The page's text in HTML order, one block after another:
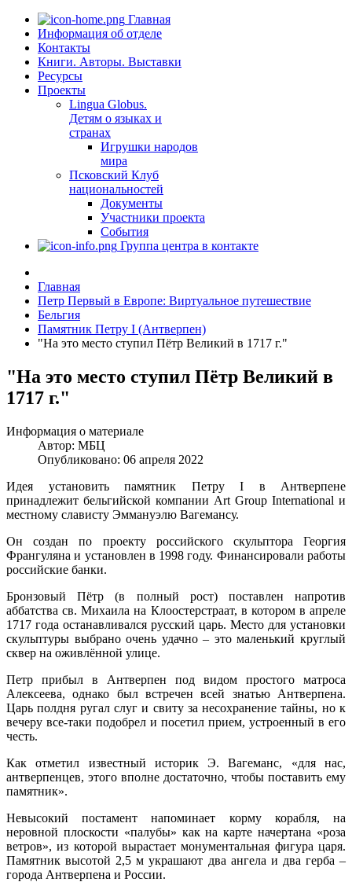
Главная
Информация об отделе
Контакты
Книги. Авторы. Выставки
Ресурсы
Проекты
Lingua Globus.
Детям о языках и
странах
Игрушки народов
мира
Псковский Клуб
национальностей
Документы
Участники проекта
События
Группа центра в контакте
Главная
Петр Первый в Европе: Виртуальное путешествие
Бельгия
Памятник Петру I (Антверпен)
"На это место ступил Пётр Великий в 1717 г."
"На это место ступил Пётр Великий в
1717 г."
Информация о материале
Автор: МБЦ
Опубликовано: 06 апреля 2022
Идея установить памятник Петру I в Антверпене
принадлежит бельгийской компании Art Group International и
местному слависту Эммануэлю Вагемансу.
Он создан по проекту российского скульптора Георгия
Франгуляна и установлен в 1998 году. Финансировали работы
российские банки.
Бронзовый Пётр (в полный рост) поставлен напротив
аббатства св. Михаила на Клоостерстраат, в котором в апреле
1717 года останавливался русский царь. Место для установки
скульптуры выбрано очень удачно – это маленький круглый
сквер на оживлённой улице.
Петр прибыл в Антверпен под видом простого матроса
Алексеева, однако был встречен всей знатью Антверпена.
Царь полдня ругал слуг и свиту за несохранение тайны, но к
вечеру все-таки подобрел и посетил прием, устроенный в его
честь.
Как отметил известный историк Э. Вагеманс, «для нас,
антверпенцев, этого вполне достаточно, чтобы поставить ему
памятник».
Невысокий постамент напоминает корму корабля, на
неровной плоскости «палубы» как на карте начертана «роза
ветров», из которой вырастает монументальная фигура царя.
Памятник высотой 2,5 м украшают два ангела и два герба –
города Антверпена и России.